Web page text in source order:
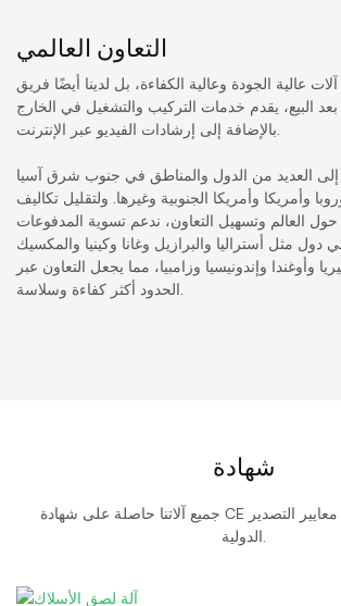
التعاون العالمي
عالية الجودة وعالية الكفاءة، بل لدينا أيضًا فريق
البيع، يقدم خدمات التركيب والتشغيل في الخارج
بالإضافة إلى إرشادات الفيديو عبر الإنترنت.
إلى العديد من الدول والمناطق في جنوب شرق آسيا
وأمريكا وأمريكا الجنوبية وغيرها. ولتقليل تكاليف
حول العالم وتسهيل التعاون، ندعم تسوية المدفوعات
دول مثل أستراليا والبرازيل وغانا وكينيا والمكسيك
وأوغندا وإندونيسيا وزامبيا، مما يجعل التعاون عبر
الحدود أكثر كفاءة وسلاسة.
شهادة
جميع آلاتنا حاصلة على شهادة CE وتتوافق تماماً مع معايير التصدير
الدولية.